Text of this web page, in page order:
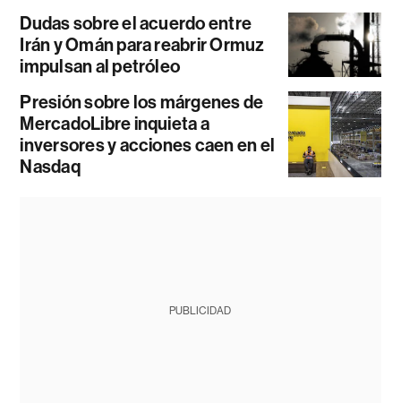
Dudas sobre el acuerdo entre
Irán y Omán para reabrir Ormuz
impulsan al petróleo
Presión sobre los márgenes de
MercadoLibre inquieta a
inversores y acciones caen en el
Nasdaq
PUBLICIDAD